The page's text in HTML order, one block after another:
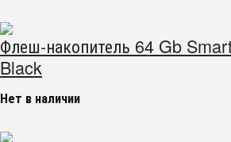
Флеш-накопитель 64 Gb
Black
Нет в наличии